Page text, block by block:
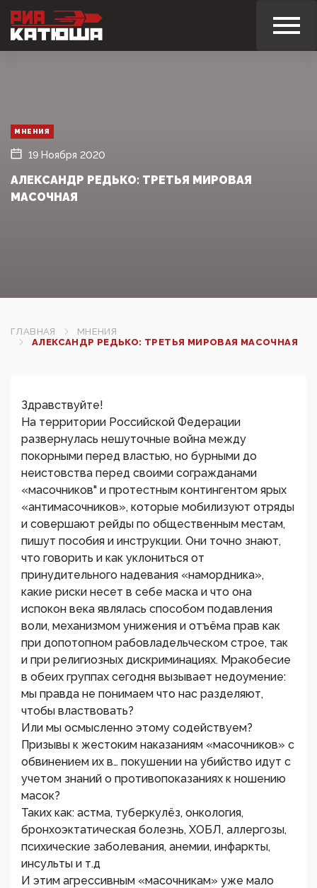
МНЕНИЯ
19 Ноября 2020
АЛЕКСАНДР РЕДЬКО: ТРЕТЬЯ МИРОВАЯ
МАСОЧНАЯ
ГЛАВНАЯ
МНЕНИЯ
АЛЕКСАНДР РЕДЬКО: ТРЕТЬЯ МИРОВАЯ МАСОЧНАЯ
Здравствуйте!
На территории Российской Федерации
развернулась нешуточные война между
покорными перед властью, но бурными до
неистовства перед своими согражданами
«масочников" и протестным контингентом ярых
«антимасочников», которые мобилизуют отряды
и совершают рейды по общественным местам,
пишут пособия и инструкции. Они точно знают,
что говорить и как уклониться от
принудительного надевания «намордника»,
какие риски несет в себе маска и что она
испокон века являлась способом подавления
воли, механизмом унижения и отъёма прав как
при допотопном рабовладельческом строе, так
и при религиозных дискриминациях. Мракобесие
в обеих группах сегодня вызывает недоумение:
мы правда не понимаем что нас разделяют,
чтобы властвовать?
Или мы осмысленно этому содействуем?
Призывы к жестоким наказаниям «масочников» с
обвинением их в… покушении на убийство идут с
учетом знаний о противопоказаниях к ношению
масок?
Таких как: астма, туберкулёз, онкология,
бронхоэктатическая болезнь, ХОБЛ, аллергозы,
психические заболевания, анемии, инфаркты,
инсульты и т.д
И этим агрессивным «масочникам» уже мало